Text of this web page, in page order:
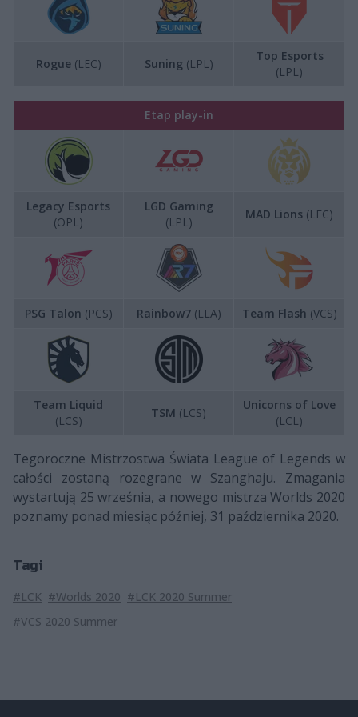
Rogue(LEC) Suning(LPL)
Top Esports
(LPL)
Etap play-in
Legacy Esports
(OPL)
LGD Gaming
(LPL)
MAD Lions (LEC)
PSG Talon (PCS) Rainbow7 (LLA) Team Flash (VCS)
Team Liquid
(LCS)
TSM (LCS)
Unicorns of Love
(LCL)
Tegoroczne Mistrzostwa Świata League of Legends w
całości zostaną rozegrane w Szanghaju. Zmagania
wystartują 25 września, a nowego mistrza Worlds 2020
poznamy ponad miesiąc później, 31 października 2020.
Tagi
#LCK #Worlds 2020 #LCK 2020 Summer
#VCS 2020 Summer